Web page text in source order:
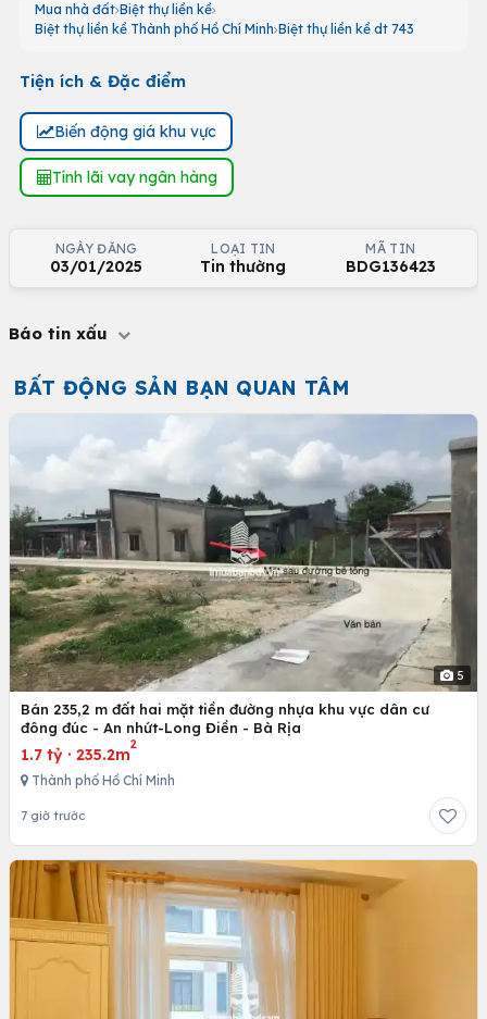
Mua nhà đất Biệt thự liền kề
Biệt thự liền kề Thành phố Hồ Chí Minh Biệt thự liền kề dt 743
Tiện ích & Đặc điểm
Biến động giá khu vực
Tính lãi vay ngân hàng
NGÀY ĐĂNG
03/01/2025
LOẠI TIN
Tin thường
MÃ TIN
BDG136423
Báo tin xấu
BẤT ĐỘNG SẢN BẠN QUAN TÂM
5
Bán 235,2 m đất hai mặt tiền đường nhựa khu vực dân cư
đông đúc - An nhứt-Long Điền - Bà Rịa
1.7 tỷ · 235.2m
2
Thành phố Hồ Chí Minh
7 giờ trước